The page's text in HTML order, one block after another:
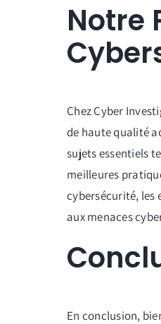
Notre
Chez Cyber
de haute qualité
sujets essentiels
meilleures
cybersécurité, les
aux menaces
En conclusion,